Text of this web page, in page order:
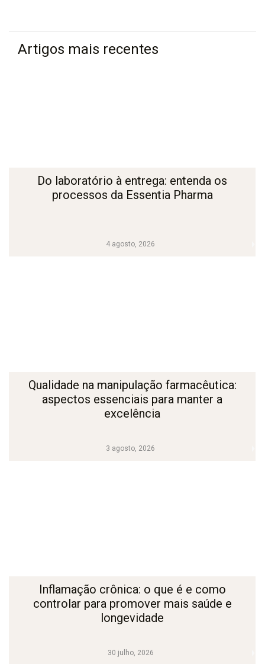
Artigos mais recentes
4 agosto, 2026
Do laboratório à entrega: entenda os
processos da Essentia Pharma
3 agosto, 2026
Qualidade na manipulação farmacêutica:
aspectos essenciais para manter a
excelência
30 julho, 2026
Inflamação crônica: o que é e como
controlar para promover mais saúde e
longevidade